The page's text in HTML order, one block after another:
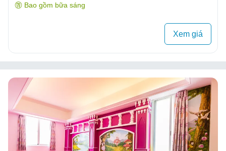
Bao gồm bữa sáng
Xem giá